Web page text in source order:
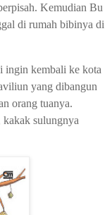
Kemudian Bu
di rumah bibinya di
ingin kembali ke kota
yang dibangun
orang tuanya.
sulungnya